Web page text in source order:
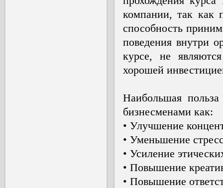
компании, так как
способность
поведения внутри
курсе, не
хорошей
Наибольшая
бизнесменами как:
• Улучшение
• Уменьшение
• Усиление
• Повышение
• Повышение